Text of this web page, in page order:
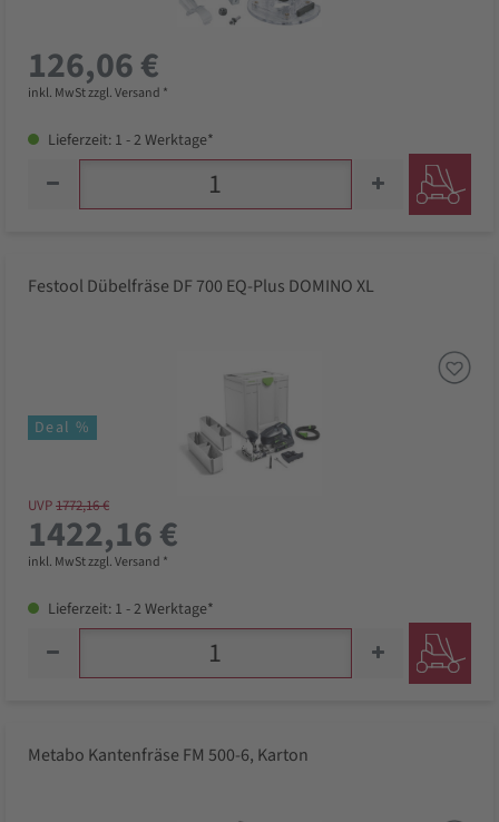
126,06 €
inkl. MwSt zzgl. Versand *
Lieferzeit: 1 - 2 Werktage*
Festool Dübelfräse DF 700 EQ-Plus DOMINO XL
Deal %
UVP1772,16 €
1422,16 €
inkl. MwSt zzgl. Versand *
Lieferzeit: 1 - 2 Werktage*
Metabo Kantenfräse FM 500-6, Karton